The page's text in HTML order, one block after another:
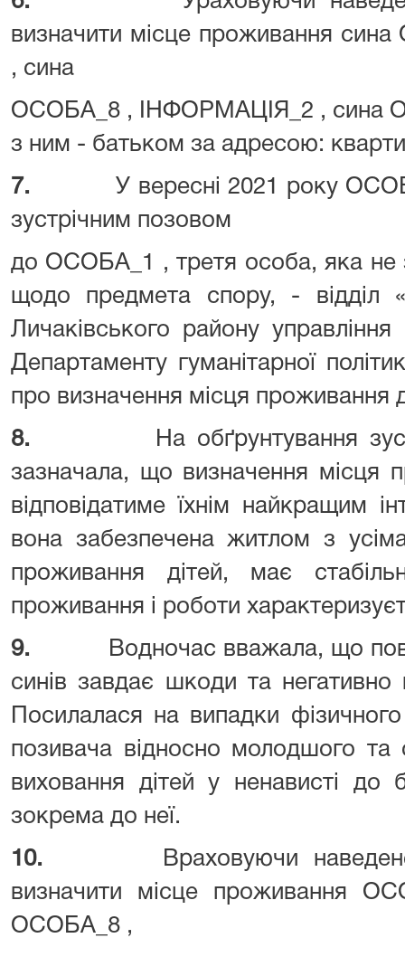
визначити місце проживання
, сина
ОСОБА_8 , ІНФОРМАЦІЯ_2 , сина
з ним - батьком за адресою:
7. У вересні 2021 року
зустрічним позовом
до ОСОБА_1 , третя особа, яка не
щодо предмета спору, - відділ
Личаківського району
Департаменту гуманітарної
про визначення місця проживання
8.
На обґрунтування
зазначала, що визначення місця
відповідатиме їхнім найкращим
вона забезпечена житлом з
проживання дітей, має
проживання і роботи
9.
Водночас вважала, що
синів завдає шкоди та негативно
Посилалася на випадки
позивача відносно молодшого та
виховання дітей у ненависті до
зокрема до неї.
10.
Враховуючи
визначити місце проживання
ОСОБА_8 ,